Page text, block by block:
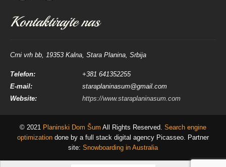
Kontaktirajte nas
Crni vrh bb, 19353 Kalna, Stara Planina, Srbija
Telefon:
+381 641352255
E-mail:
staraplaninasum@gmail.com
Website:
https://www.staraplaninasum.com
© 2021 Planinski Dom Šum All Rights Reserved. Search engine
optimization done by a full stack digital agency Picasseo. Partner
site: Snowboarding in Australia